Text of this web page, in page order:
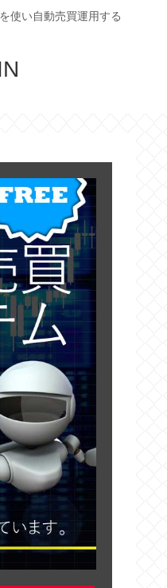
使い自動売買運用する